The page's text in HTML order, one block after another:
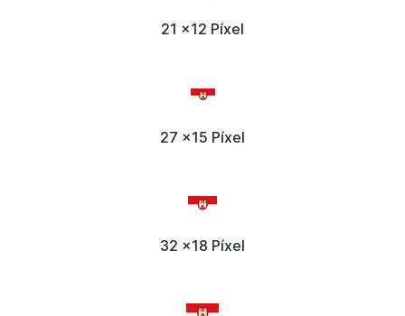
21 x12 Píxel
27 x15 Píxel
32 x18 Píxel